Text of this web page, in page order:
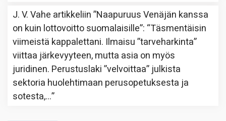
J. V. Vahe artikkeliin”Naapuruus Venäjän kanssa
on kuin lottovoitto suomalaisille”: “Täsmentäisin
viimeistä kappalettani. Ilmaisu ”tarveharkinta”
viittaa järkevyyteen, mutta asia on myös
juridinen. Perustuslaki ”velvoittaa” julkista
sektoria huolehtimaan perusopetuksesta ja
sotesta,…”